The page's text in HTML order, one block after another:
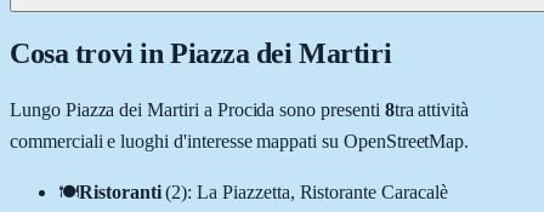
Cosa trovi in Piazza dei Martiri
Lungo Piazza dei Martiri a Procida sono presenti 8tra attività
commerciali e luoghi d'interesse mappati su OpenStreetMap.
🍽️Ristoranti (2):La Piazzetta, Ristorante Caracalè